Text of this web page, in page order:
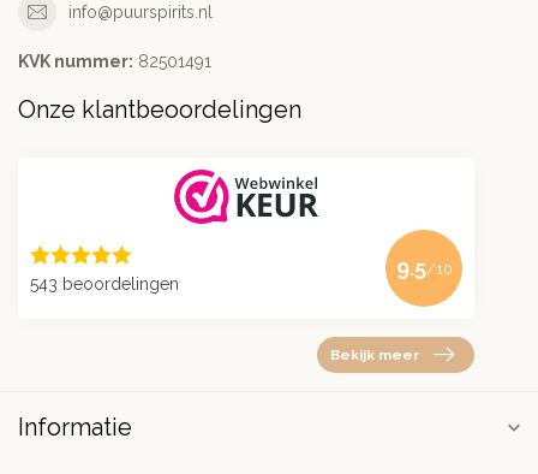
info@puurspirits.nl
KVK nummer: 82501491
Onze klantbeoordelingen
543 beoordelingen
9.5/10
Bekijk meer
Informatie